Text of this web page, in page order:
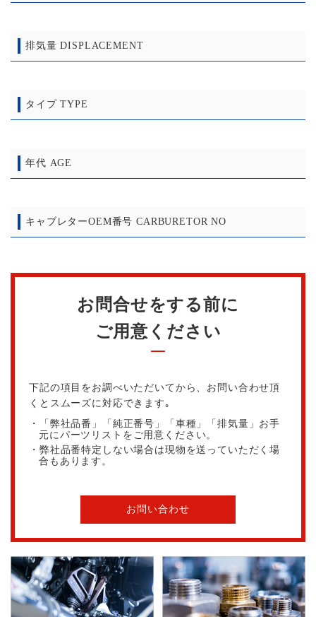
排気量 DISPLACEMENT
タイプ TYPE
年代 AGE
キャブレターOEM番号 CARBURETOR NO
お問合せをする前に
ご用意ください
下記の項目をお調べいただいてから、お問い合わせ頂
くとスムーズに対応できます｡
・「弊社品番」「純正番号」「車種」「排気量」お手
元にパーツリストをご用意ください。
・弊社品番特定しない場合は現物を送っていただく場
合もあります。
お問い合わせ